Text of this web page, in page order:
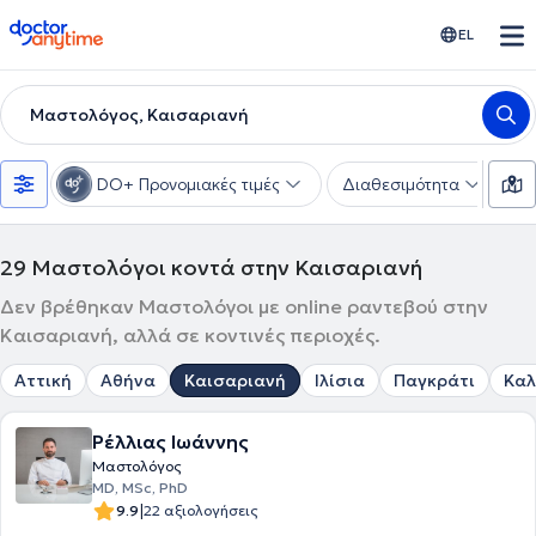
doctoranytime EL
Μαστολόγος, Καισαριανή
DO+ Προνομιακές τιμές Διαθεσιμότητα
29 Μαστολόγοι κοντά στην Καισαριανή
Δεν βρέθηκαν Μαστολόγοι με online ραντεβού στην
Καισαριανή, αλλά σε κοντινές περιοχές.
Αττική Αθήνα Καισαριανή Ιλίσια Παγκράτι
Ρέλλιας Ιωάννης
Μαστολόγος
MD, MSc, PhD
9.9|22 αξιολογήσεις